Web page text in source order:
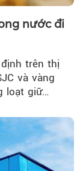
nước đi
trên thị
và vàng
loạt giữ